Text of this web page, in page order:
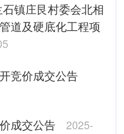
镇庄艮村委会北相
道及硬底化工程项
竞价成交公告
成交公告
2025-